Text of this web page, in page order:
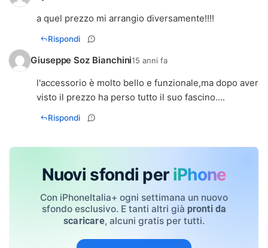
a quel prezzo mi arrangio diversamente!!!!
Rispondi
Giuseppe Soz Bianchini15 anni fa
l'accessorio è molto bello e funzionale,ma dopo aver
visto il prezzo ha perso tutto il suo fascino....
Rispondi
Nuovi sfondi per iPhone
Con iPhoneItalia+ ogni settimana un nuovo
sfondo esclusivo. E tanti altri già pronti da
scaricare, alcuni gratis per tutti.